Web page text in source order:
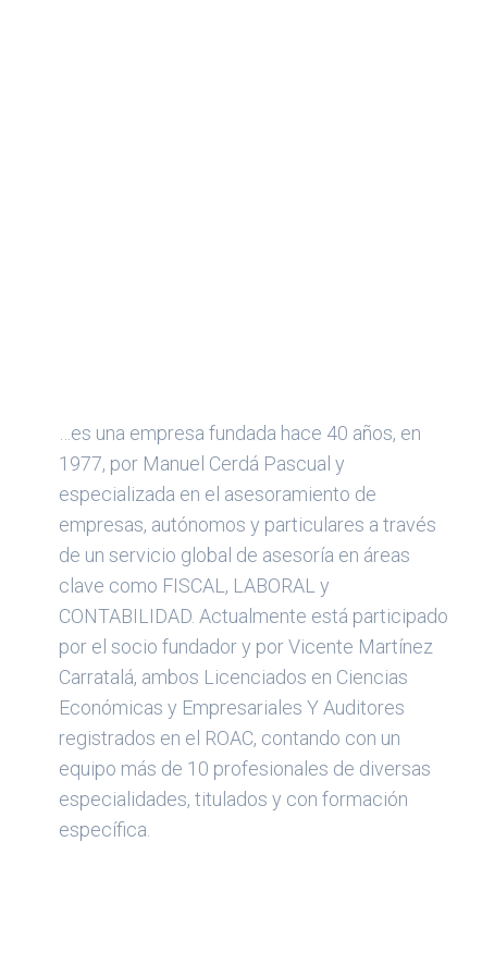
…es una empresa fundada hace 40 años, en
1977, por Manuel Cerdá Pascual y
especializada en el asesoramiento de
empresas, autónomos y particulares a través
de un servicio global de asesoría en áreas
clave como FISCAL, LABORAL y
CONTABILIDAD. Actualmente está participado
por el socio fundador y por Vicente Martínez
Carratalá, ambos Licenciados en Ciencias
Económicas y Empresariales Y Auditores
registrados en el ROAC, contando con un
equipo más de 10 profesionales de diversas
especialidades, titulados y con formación
específica.